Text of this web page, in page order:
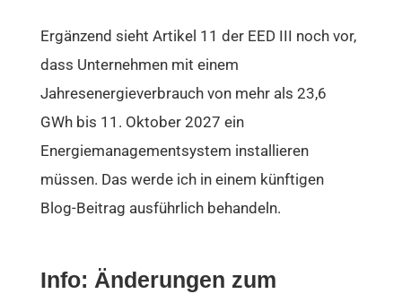
Ergänzend sieht Artikel 11 der EED III noch vor,
dass Unternehmen mit einem
Jahresenergieverbrauch von mehr als 23,6
GWh bis 11. Oktober 2027 ein
Energiemanagementsystem installieren
müssen. Das werde ich in einem künftigen
Blog-Beitrag ausführlich behandeln.
Info: Änderungen zum